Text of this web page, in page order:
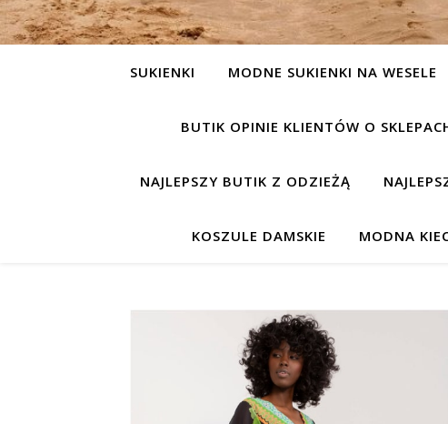
SUKIENKI MODNE SUKIENKI NA WESELE
BUTIK OPINIE KLIENTÓW O
NAJLEPSZY BUTIK Z ODZIEŻĄ
KOSZULE DAMSKIE MODNA